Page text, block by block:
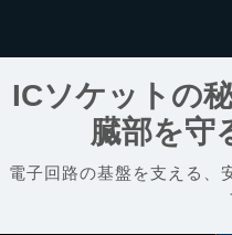
ICソケットの
臓部を守
電子回路の基盤を支える、